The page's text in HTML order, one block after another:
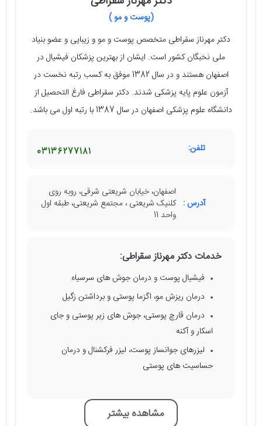
(پوست و مو )
دکتر مهرناز سقراطی متخصص پوست و مو و زیبایی و عضو بنیاد
ملی نخبگان کشور است. ایشان از بهترین پزشکان فیشیال در
اصفهان هستند و در سال 1382 موفق به کسب رتبه نخست در
آزمون علوم پایه پزشکی شدند. دکتر سقراطی فارغ التحصیل از
دانشگاه علوم پزشکی اصفهان در سال 1387 با رتبه اول می ‌باشد.
تلفن: 03136277181
آدرس :
اصفهان، خیابان شریعتی شرقی، روبه روی
کلنیک شریعتی ، مجتمع شریعتی، طبقه اول
واحد 11
خدمات دکتر مهرناز سقراطی:
فیشیال پوست و درمان جوش ‌های سرسیاه
درمان ریزش مو، اگزما پوستی و برداشتن زگیل
درمان قارچ پوستی، جوش ‌های زیر پوستی و جای
اسکار و آکنه
لیزرهای جوانساز پوست، لیزر فرکشنال و درمان
حساسیت ‌های پوستی
مشاهده بیشتر